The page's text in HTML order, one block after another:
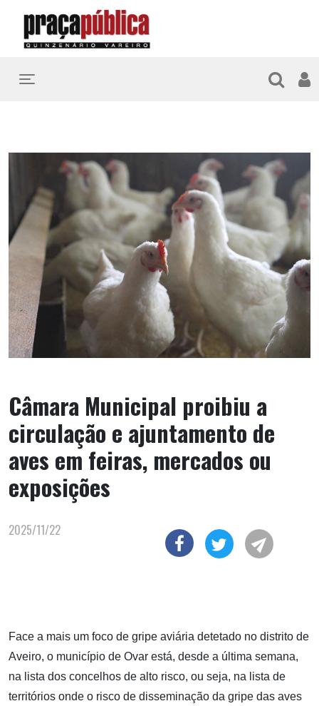
Toggle navigation
Câmara Municipal proibiu a
circulação e ajuntamento de
aves em feiras, mercados ou
exposições
2025/11/22
Face a mais um foco de gripe aviária detetado no distrito de
Aveiro, o município de Ovar está, desde a última semana,
na lista dos concelhos de alto risco, ou seja, na lista de
territórios onde o risco de disseminação da gripe das aves